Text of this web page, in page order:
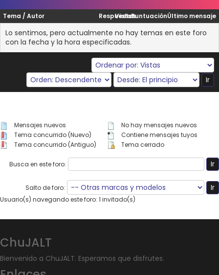
Tema / Autor Respuestas
VistasPuntuaciónÚltimo mensaje
Lo sentimos, pero actualmente no hay temas en este foro
con la fecha y la hora especificadas.
Mensajes nuevos
Tema concurrido (Nuevo)
Tema concurrido (Antiguo)
No hay mensajes nuevos
Contiene mensajes tuyos
Tema cerrado
Busca en este foro:
Salto de foro:
Usuario(s) navegando este foro: 1 invitado(s)
ChuJALT
Bienvenido a ChuJALT. Esperamos que disfrutes.